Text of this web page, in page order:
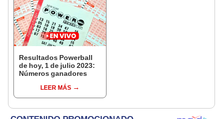
Resultados Powerball
de hoy, 1 de julio 2023:
Números ganadores
LEER MÁS